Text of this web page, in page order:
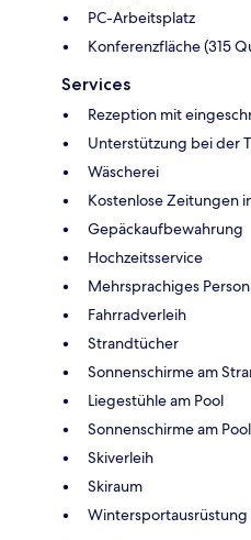
PC-Arbeitsplatz
Konferenzfläche (315
Services
Rezeption mit
Unterstützung bei der
Wäscherei
Kostenlose Zeitungen
Gepäckaufbewahrung
Hochzeitsservice
Mehrsprachiges
Fahrradverleih
Strandtücher
Sonnenschirme am
Liegestühle am Pool
Sonnenschirme am Pool
Skiverleih
Skiraum
Wintersportausrüstung